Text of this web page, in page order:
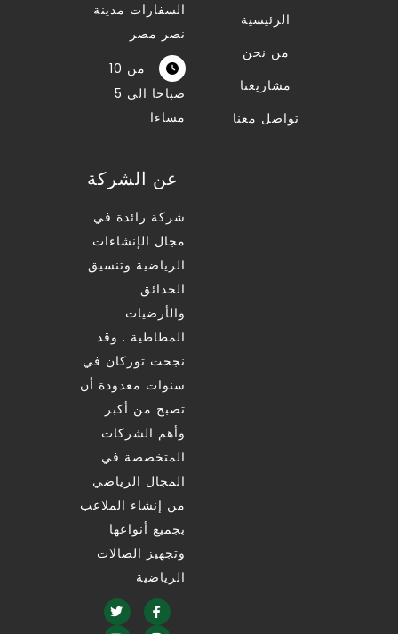
السفارات مدينة
نصر مصر
من 10
صباحا الي 5
مساءا
الرئيسية
من نحن
مشاريعنا
تواصل معنا
عن الشركة
شركة رائدة في
مجال الإنشاءات
الرياضية وتنسيق
الحدائق
والأرضيات
المطاطية . وقد
نجحت توركان في
سنوات معدودة أن
تصبح من أكبر
وأهم الشركات
المتخصصة في
المجال الرياضي
من إنشاء الملاعب
بجميع أنواعها
وتجهيز الصالات
الرياضية